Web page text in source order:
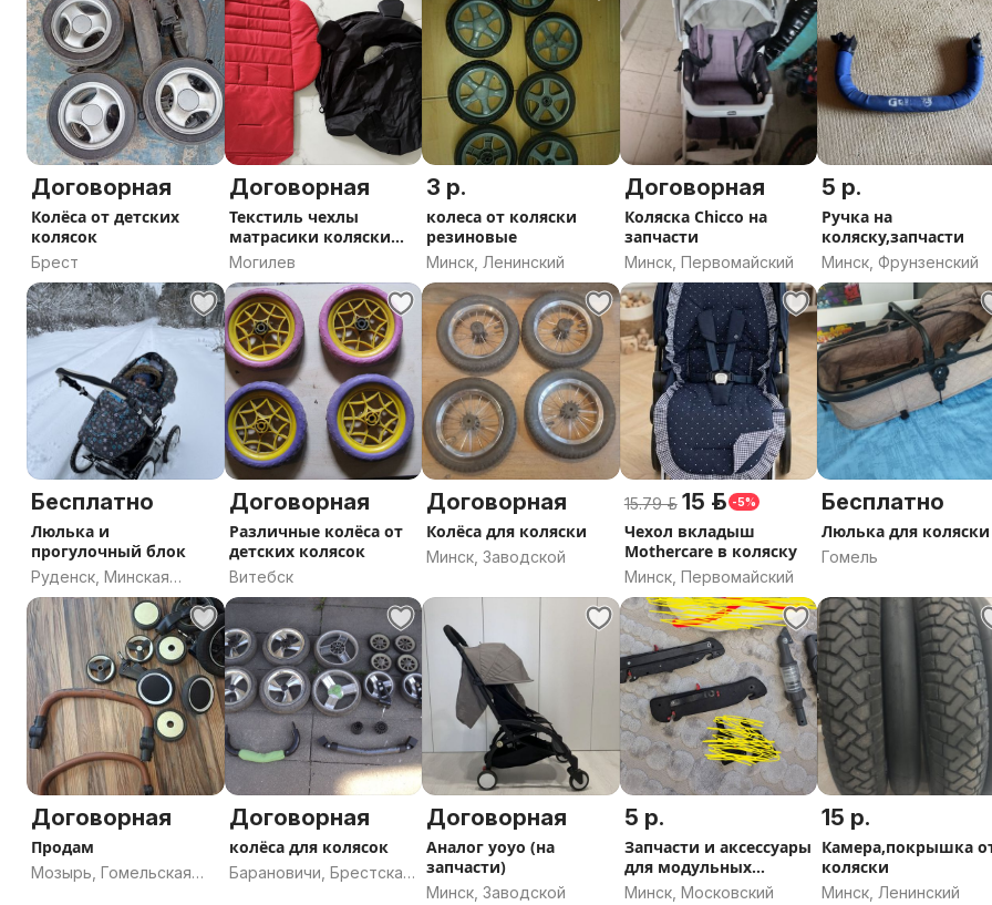
Договорная
Колëса от детских
колясок
Брест
Договорная
Текстиль чехлы
матрасики коляски
Babytime , Yoya
Могилев
3 р.
колеса от коляски
резиновые
Минск, Ленинский
Договорная
Коляска Chicco на
запчасти
Минск, Первомайский
5 р.
Ручка на
коляску,запчасти
Минск, Фрунзенский
Бесплатно
Люлька и
прогулочный блок
Руденск, Минская
область
Договорная
Различные колёса от
детских колясок
Витебск
Договорная
Колёса для коляски
Минск, Заводской
15.79 р. 15 р. -5%
Чехол вкладыш
Mothercare в коляску
Минск, Первомайский
Бесплатно
Люлька для коляски
Гомель
Договорная
Продам
Мозырь, Гомельская
Договорная
колёса для колясок
Барановичи, Брестская
Договорная
Аналог yoyo (на
запчасти)
Минск, Заводской
5 р.
Запчасти и аксессуары
для модульных
колясок
Минск, Московский
15 р.
Камера,покрышка
коляски
Минск, Ленинский